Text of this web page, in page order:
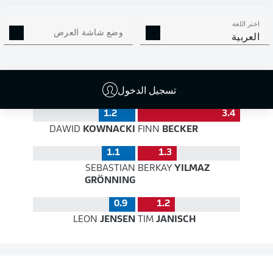
اختر اللغة
العربية وضع شاشة العرض
تسجيل الدخول
510
83 % الدقة 77 %
جودة التمرير
3.4
1.2
FINN BECKER
DAWID KOWNACKI
1.3
1.1
BERKAY YILMAZ
SEBASTIAN
GRÖNNING
1.2
0.9
TIMJANISCH
LEON JENSEN